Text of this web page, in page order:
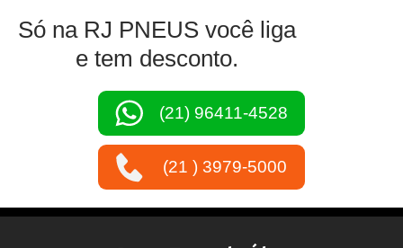
Só na RJ PNEUS você liga
e tem desconto.
(21) 96411-4528
(21 ) 3979-5000